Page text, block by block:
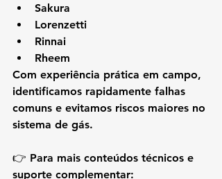
Sakura
Lorenzetti
Rinnai
Rheem
Com experiência prática em campo,
identificamos rapidamente falhas
comuns e evitamos riscos maiores no
sistema de gás.
👉 Para mais conteúdos técnicos e
suporte complementar: